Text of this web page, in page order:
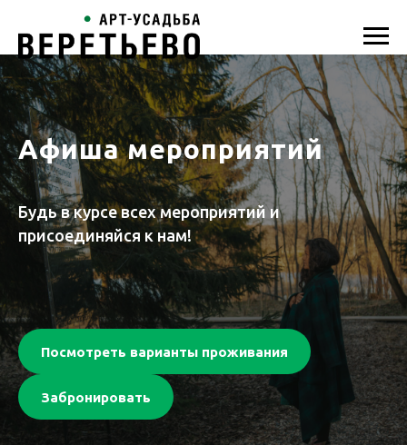
Афиша мероприятий
Будь в курсе всех мероприятий и
присоединяйся к нам!
Посмотреть варианты проживания
Забронировать